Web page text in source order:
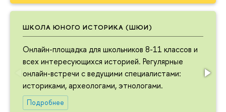
ШКОЛА ЮНОГО ИСТОРИКА (ШЮИ)
Онлайн-площадка для школьников 8-11 классов и
всех интересующихся историей. Регулярные
онлайн-встречи с ведущими специалистами:
историками, археологами, этнологами.
Подробнее